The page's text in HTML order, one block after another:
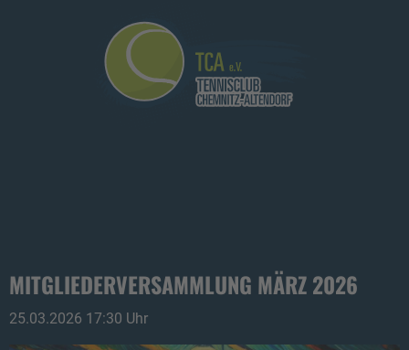
MITGLIEDERVERSAMMLUNG MÄRZ 2026
25.03.2026 17:30 Uhr